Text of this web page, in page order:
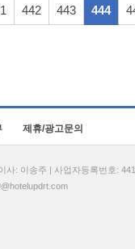
442 443 444
제휴/광고문의
: 이송주 | 사업자등록번호: